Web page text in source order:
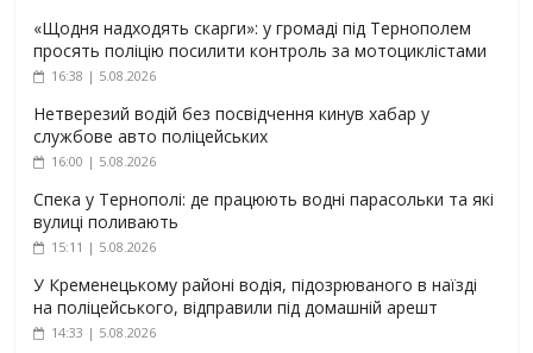
«Щодня надходять скарги»: у громаді під Тернополем
просять поліцію посилити контроль за мотоциклістами
16:38 | 5.08.2026
Нетверезий водій без посвідчення кинув хабар у
службове авто поліцейських
16:00 | 5.08.2026
Спека у Тернополі: де працюють водні парасольки та які
вулиці поливають
15:11 | 5.08.2026
У Кременецькому районі водія, підозрюваного в наїзді
на поліцейського, відправили під домашній арешт
14:33 | 5.08.2026